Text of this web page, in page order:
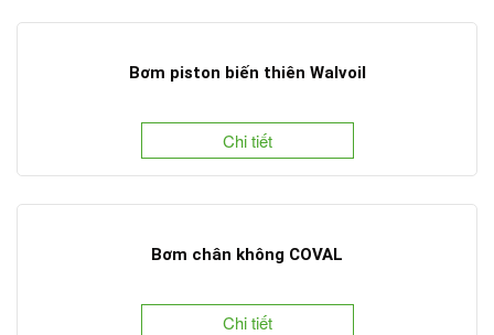
Bơm piston biến thiên Walvoil
Chi tiết
Bơm chân không COVAL
Chi tiết